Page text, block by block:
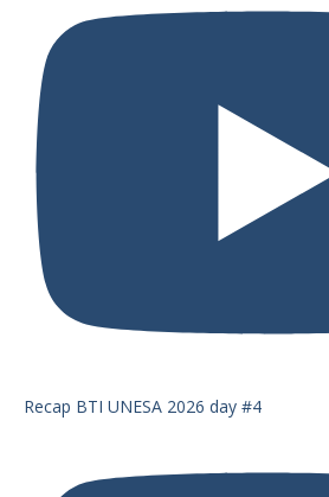
Recap BTI UNESA 2026 day #4